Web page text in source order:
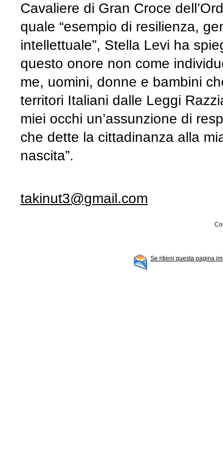
Cavaliere di Gran Croce
quale “esempio di resilienza,
intellettuale”, Stella Levi ha
questo onore non come
me, uomini, donne e bambini
territori Italiani dalle Leggi
miei occhi un’assunzione di
che dette la cittadinanza alla
nascita”.
takinut3@gmail.com
Se ritieni questa pagina